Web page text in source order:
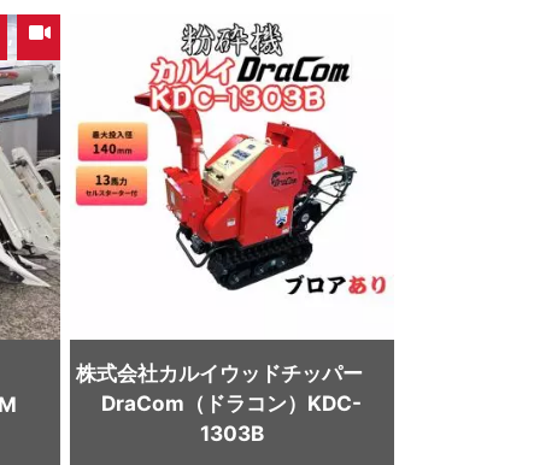
,
株式会社カルイウッドチッパー
DraCom（ドラコン）KDC-
1303B